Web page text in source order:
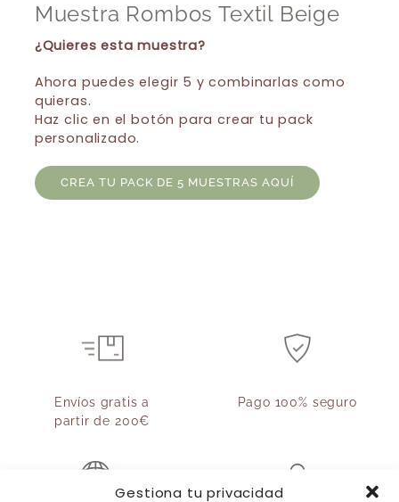
Gestiona tu privacidad
Muestra Rombos Textil Beige
¿Quieres esta muestra?
Ahora puedes elegir 5 y combinarlas como
quieras.
Haz clic en el botón para crear tu pack
personalizado.
CREA TU PACK DE 5 MUESTRAS AQUÍ
Envíos gratis a
partir de 200€
Pago 100% seguro